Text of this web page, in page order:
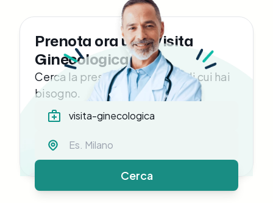
Prenota ora una Visita
Ginecologica
Cerca la prestazione medica di cui hai
bisogno.
Cerca